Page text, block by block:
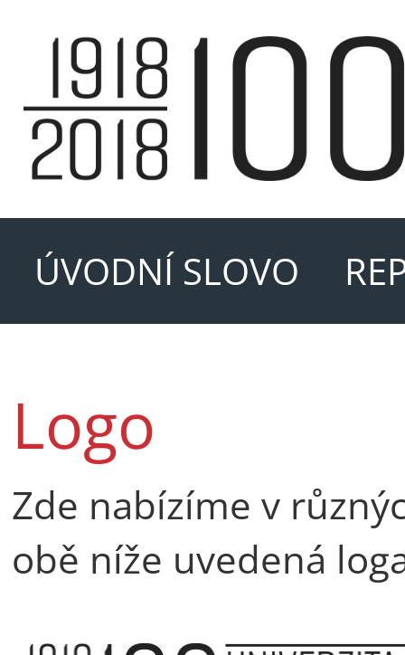
ÚVODNÍ SLOVO
Logo
Zde nabízíme v
obě níže uvedená